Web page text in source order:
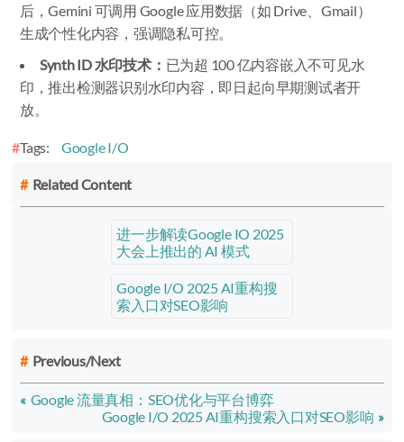
后，Gemini 可调用 Google 应用数据（如 Drive、Gmail）
生成个性化内容，强调隐私可控。
Synth ID 水印技术： 已为超 100 亿内容嵌入不可见水
印，推出检测器识别水印内容，即日起向早期测试者开
放。
Tags: Google I/O
Related Content
进一步解读Google IO 2025
大会上推出的 AI 模式
Google I/O 2025 AI重构搜
索入口对SEO影响
Previous/Next
Google 流量真相：SEO优化与平台博弈
Google I/O 2025 AI重构搜索入口对SEO影响